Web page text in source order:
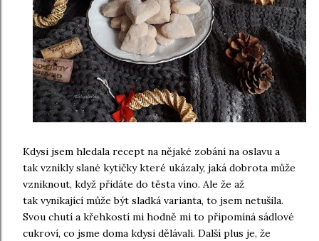
Kdysi jsem hledala recept na nějaké zobání na oslavu a
tak vznikly slané kytičky které ukázaly, jaká dobrota může
vzniknout, když přidáte do těsta víno. Ale že až
tak vynikající může být sladká varianta, to jsem netušila.
Svou chutí a křehkostí mi hodně mi to připomíná sádlové
cukroví, co jsme doma kdysi dělávali. Další plus je, že